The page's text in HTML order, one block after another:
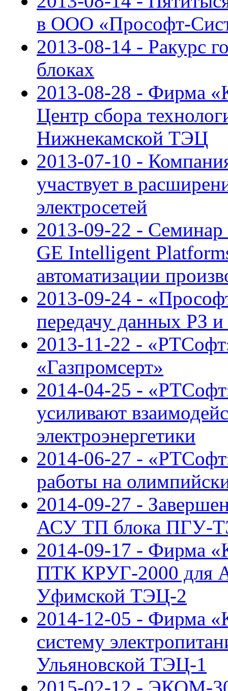
в ООО «Прософт-
2013-08-14 - Ракурс
блоках
2013-08-28 - Фирма
Центр сбора
Нижнекамской ТЭЦ
2013-07-10 -
участвует в
электросетей
2013-09-22 -
GE Intelligent
автоматизации
2013-09-24 -
передачу данных РЗ
2013-11-22 -
«Газпромсерт»
2014-04-25 -
усиливают
электроэнергетики
2014-06-27 -
работы на
2014-09-27 -
АСУ ТП блока ПГУ-
2014-09-17 - Фирма
ПТК КРУГ-2000 для
Уфимской ТЭЦ-2
2014-12-05 - Фирма
систему
Ульяновской ТЭЦ-1